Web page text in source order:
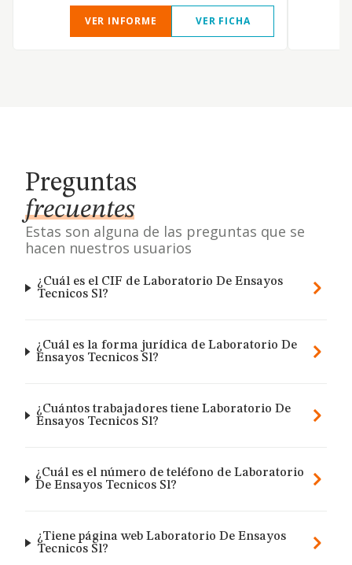
VER INFORME VER FICHA
Preguntas
frecuentes
Estas son alguna de las preguntas que se
hacen nuestros usuarios
¿Cuál es el CIF de Laboratorio De Ensayos
Tecnicos Sl?
¿Cuál es la forma jurídica de Laboratorio De
Ensayos Tecnicos Sl?
¿Cuántos trabajadores tiene Laboratorio De
Ensayos Tecnicos Sl?
¿Cuál es el número de teléfono de Laboratorio
De Ensayos Tecnicos Sl?
¿Tiene página web Laboratorio De Ensayos
Tecnicos Sl?